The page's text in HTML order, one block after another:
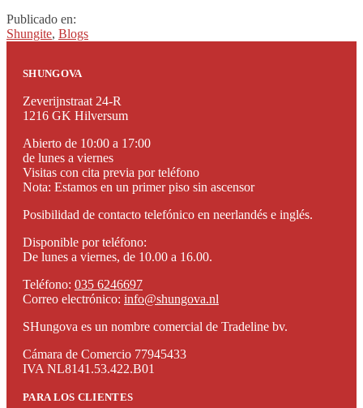
Publicado en:
Shungite, Blogs
SHUNGOVA
Zeverijnstraat 24-R
1216 GK Hilversum
Abierto de 10:00 a 17:00
de lunes a viernes
Visitas con cita previa por teléfono
Nota: Estamos en un primer piso sin ascensor
Posibilidad de contacto telefónico en neerlandés e inglés.
Disponible por teléfono:
De lunes a viernes, de 10.00 a 16.00.
Teléfono: 035 6246697
Correo electrónico: info@shungova.nl
SHungova es un nombre comercial de Tradeline bv.
Cámara de Comercio 77945433
IVA NL8141.53.422.B01
PARA LOS CLIENTES